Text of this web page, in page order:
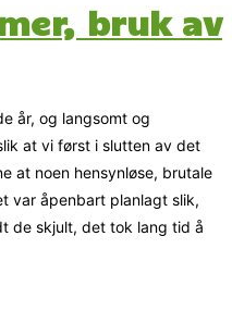
bruk av
år, og langsomt og
at vi først i slutten av det
at noen hensynløse, brutale
var åpenbart planlagt slik,
de skjult, det tok lang tid å